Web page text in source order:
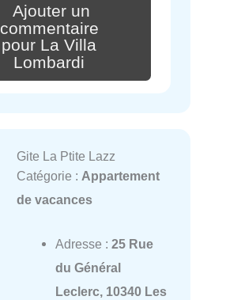
Ajouter un
commentaire
pour La Villa
Lombardi
Gite La Ptite Lazz
Catégorie : Appartement
de vacances
Adresse : 25 Rue
du Général
Leclerc, 10340 Les